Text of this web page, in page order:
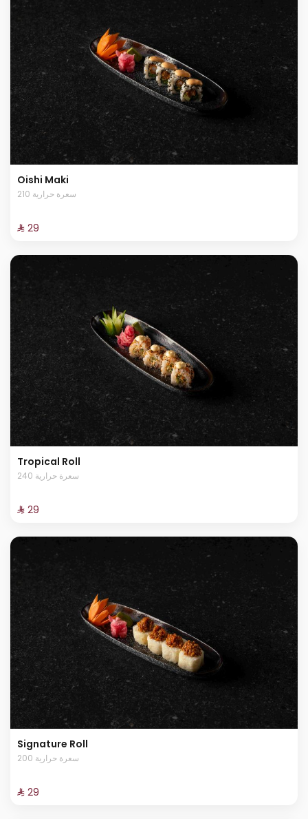
Oishi Maki
210 سعرة حرارية
⁨⁦‪‬ 29⁩
Tropical Roll
240 سعرة حرارية
⁨⁦‪‬ 29⁩
Signature Roll
200 سعرة حرارية
⁨⁦‪‬ 29⁩